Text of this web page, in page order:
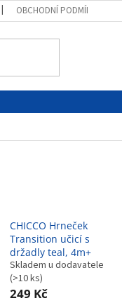
OBCHODNÍ PODMÍNKY
CHICCO Hrneček
Transition učicí s
držadly teal, 4m+
Skladem u dodavatele
(>10 ks)
249 Kč